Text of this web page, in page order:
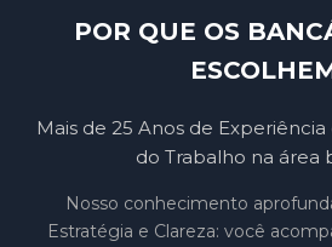
POR QUE OS
Mais de 25 Anos de
do Trabalho na área
Nosso conhecimento
Estratégia e Clareza: você